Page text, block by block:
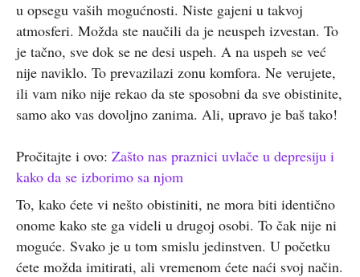
u opsegu vaših mogućnosti. Niste gajeni u takvoj
atmosferi. Možda ste naučili da je neuspeh izvestan. To
je tačno, sve dok se ne desi uspeh. A na uspeh se već
nije naviklo. To prevazilazi zonu komfora. Ne verujete,
ili vam niko nije rekao da ste sposobni da sve obistinite,
samo ako vas dovoljno zanima. Ali, upravo je baš tako!
Pročitajte i ovo: Zašto nas praznici uvlače u depresiju i
kako da se izborimo sa njom
To, kako ćete vi nešto obistiniti, ne mora biti identično
onome kako ste ga videli u drugoj osobi. To čak nije ni
moguće. Svako je u tom smislu jedinstven. U početku
ćete možda imitirati, ali vremenom ćete naći svoj način.